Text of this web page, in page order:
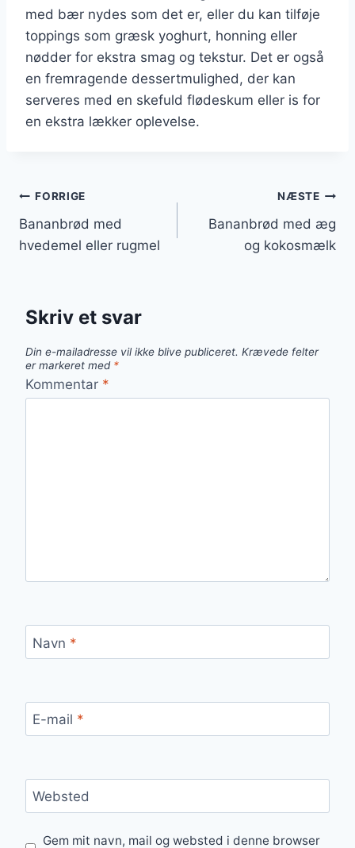
med bær nydes som det er, eller du kan tilføje
toppings som græsk yoghurt, honning eller
nødder for ekstra smag og tekstur. Det er også
en fremragende dessertmulighed, der kan
serveres med en skefuld flødeskum eller is for
en ekstra lækker oplevelse.
Indlægsnavigation
FORRIGE
Bananbrød med
hvedemel eller rugmel
NÆSTE
Bananbrød med æg
og kokosmælk
Skriv et svar
Din e-mailadresse vil ikke blive publiceret. Krævede felter
er markeret med *
Kommentar *
Navn *
E-mail *
Websted
Gem mit navn, mail og websted i denne browser